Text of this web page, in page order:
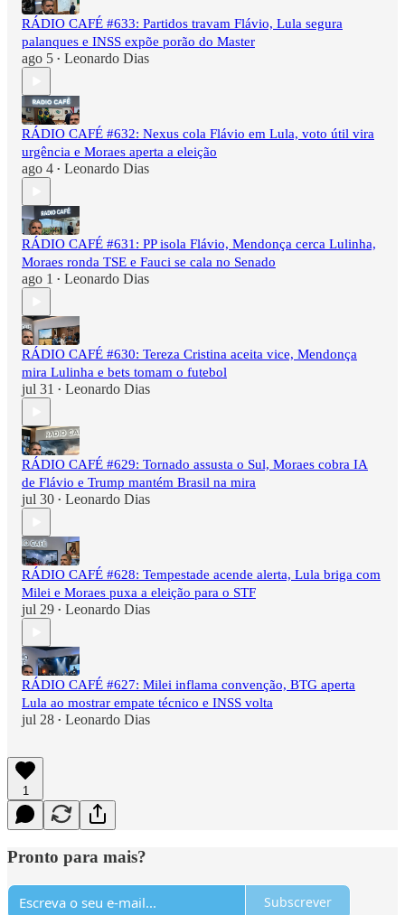
RÁDIO CAFÉ #633: Partidos travam Flávio, Lula segura
palanques e INSS expõe porão do Master
ago 5 • Leonardo Dias
RÁDIO CAFÉ #632: Nexus cola Flávio em Lula, voto útil vira
urgência e Moraes aperta a eleição
ago 4 • Leonardo Dias
RÁDIO CAFÉ #631: PP isola Flávio, Mendonça cerca Lulinha,
Moraes ronda TSE e Fauci se cala no Senado
ago 1 • Leonardo Dias
RÁDIO CAFÉ #630: Tereza Cristina aceita vice, Mendonça
mira Lulinha e bets tomam o futebol
jul 31 • Leonardo Dias
RÁDIO CAFÉ #629: Tornado assusta o Sul, Moraes cobra IA
de Flávio e Trump mantém Brasil na mira
jul 30 • Leonardo Dias
RÁDIO CAFÉ #628: Tempestade acende alerta, Lula briga com
Milei e Moraes puxa a eleição para o STF
jul 29 • Leonardo Dias
RÁDIO CAFÉ #627: Milei inflama convenção, BTG aperta
Lula ao mostrar empate técnico e INSS volta
jul 28 • Leonardo Dias
1
Pronto para mais?
Subscrever